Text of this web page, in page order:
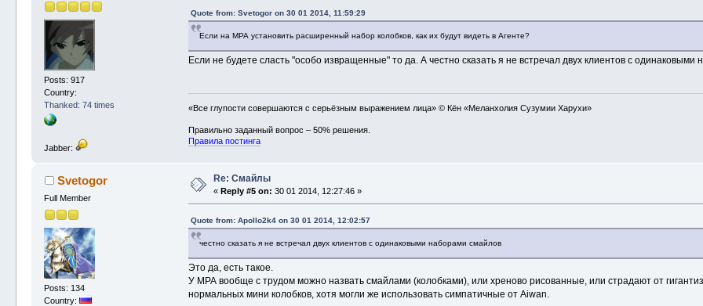
Posts: 917
Country:
Thanked: 74 times
Jabber:
Quote from: Svetogor on 30 01 2014, 11:59:29
Если на МРА установить расширенный набор колобков, как их будут видеть в Агенте?
Если не будете сласть "особо извращенные" то да. А честно сказать я не встречал двух клиентов с одинаковыми
«Все глупости совершаются с серьёзным выражением лица» © Кён «Меланхолия Сузумии Харухи»
Правильно заданный вопрос – 50% решения.
Правила постинга
Svetogor
Full Member
Posts: 134
Country:
Re: Смайлы
« Reply #5 on: 30 01 2014, 12:27:46 »
Quote from: Apollo2k4 on 30 01 2014, 12:02:57
честно сказать я не встречал двух клиентов с одинаковыми наборами смайлов
Это да, есть такое.
У МРА вообще с трудом можно назвать смайлами (колобками), или хреново рисованные, или страдают от
нормальных мини колобков, хотя могли же использовать симпатичные от Aiwan.